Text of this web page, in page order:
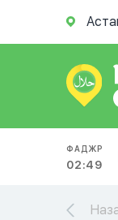
ФАДЖР
02:49